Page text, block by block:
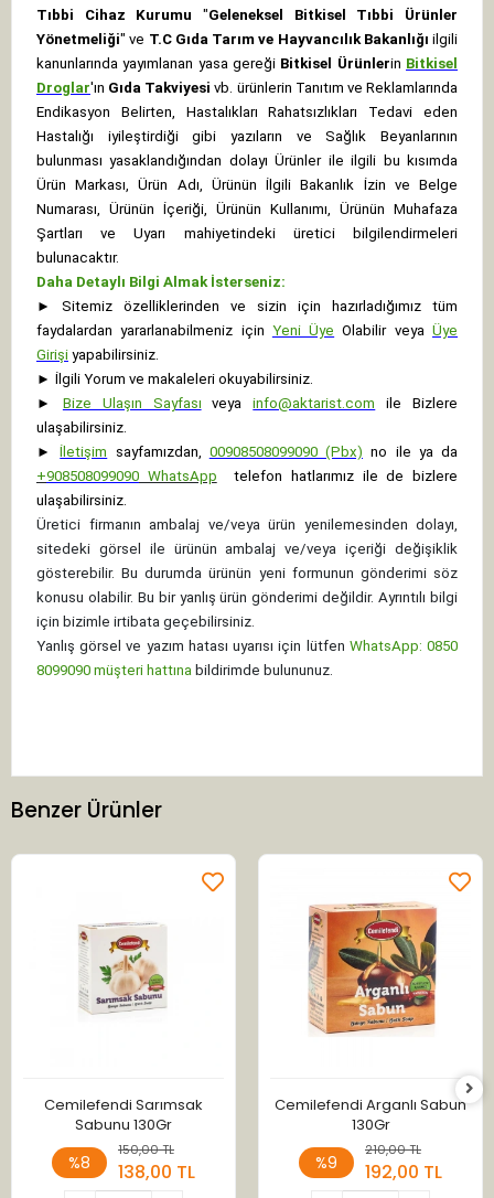
Tıbbi Cihaz Kurumu "Geleneksel Bitkisel Tıbbi Ürünler
Yönetmeliği" ve T.C Gıda Tarım ve Hayvancılık Bakanlığı ilgili
kanunlarında yayımlanan yasa gereği Bitkisel Ürünlerin Bitkisel
Droglar'ın Gıda Takviyesi vb. ürünlerin Tanıtım ve Reklamlarında
Endikasyon Belirten, Hastalıkları Rahatsızlıkları Tedavi eden
Hastalığı iyileştirdiği gibi yazıların ve Sağlık Beyanlarının
bulunması yasaklandığından dolayı Ürünler ile ilgili bu kısımda
Ürün Markası, Ürün Adı, Ürünün İlgili Bakanlık İzin ve Belge
Numarası, Ürünün İçeriği, Ürünün Kullanımı, Ürünün Muhafaza
Şartları ve Uyarı mahiyetindeki üretici bilgilendirmeleri
bulunacaktır.
Daha Detaylı Bilgi Almak İsterseniz:
►
Sitemiz özelliklerinden ve sizin için hazırladığımız tüm
faydalardan yararlanabilmeniz için Yeni Üye Olabilir veyaÜye
Girişi yapabilirsiniz.
► İlgili Yorum ve makaleleri okuyabilirsiniz.
►
Bize Ulaşın Sayfası veya info@aktarist.com
ile Bizlere
ulaşabilirsiniz.
►
İletişim sayfamızdan, 00908508099090 (Pbx) no ile ya da
+908508099090 WhatsApp
telefon hatlarımız ile de bizlere
ulaşabilirsiniz.
Üretici firmanın ambalaj ve/veya ürün yenilemesinden dolayı,
sitedeki görsel ile ürünün ambalaj ve/veya içeriği değişiklik
gösterebilir. Bu durumda ürünün yeni formunun gönderimi söz
konusu olabilir. Bu bir yanlış ürün gönderimi değildir. Ayrıntılı bilgi
için bizimle irtibata geçebilirsiniz.
Yanlış görsel ve yazım hatası uyarısı için lütfen WhatsApp: 0850
8099090 müşteri hattına bildirimde bulununuz.
Benzer Ürünler
Cemilefendi Sarımsak
Sabunu 130Gr
%8
150,00 TL
138,00 TL
Cemilefendi Arganlı Sabun
130Gr
%9
210,00 TL
192,00 TL